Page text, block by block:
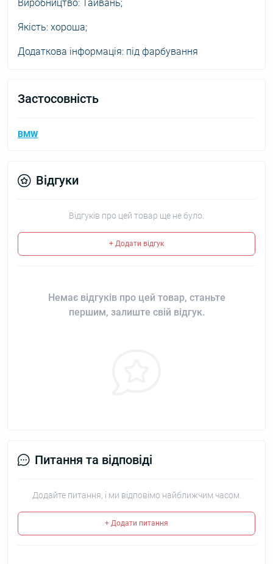
Виробництво: Тайвань;
Якість: хороша;
Додаткова інформація: під фарбування
Застосовність
BMW
Відгуки
Відгуків про цей товар ще не було.
+ Додати відгук
Немає відгуків про цей товар, станьте
першим, залиште свій відгук.
Питання та відповіді
Додайте питання, і ми відповімо найближчим часом.
+ Додати питання